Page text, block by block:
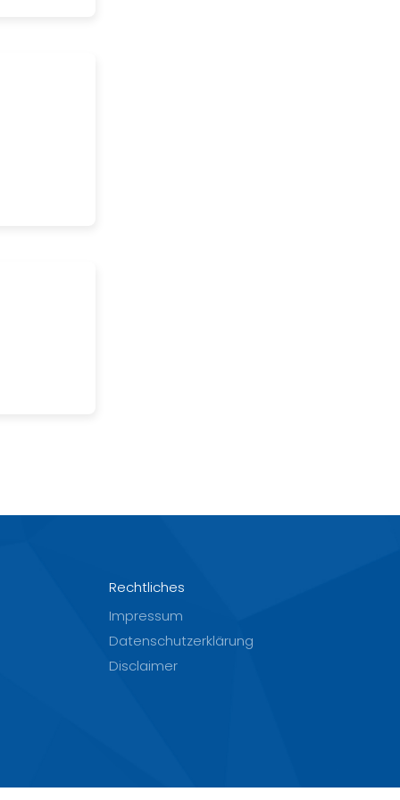
Rechtliches
Impressum
Datenschutzerklärung
Disclaimer